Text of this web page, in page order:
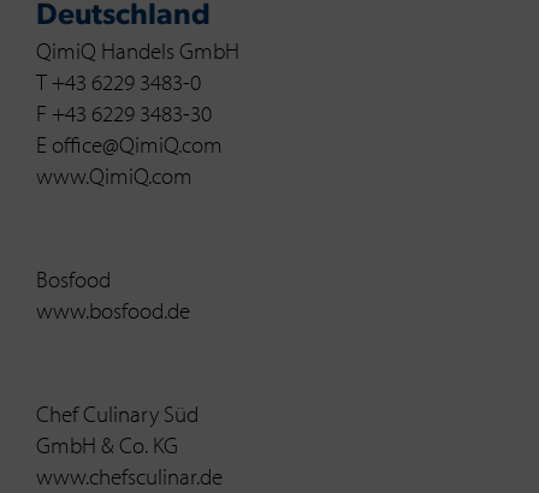
Deutschland
QimiQ Handels GmbH
T +43 6229 3483-0
F +43 6229 3483-30
E office@QimiQ.com
www.QimiQ.com
Bosfood
www.bosfood.de
Chef Culinary Süd
GmbH & Co. KG
www.chefsculinar.de